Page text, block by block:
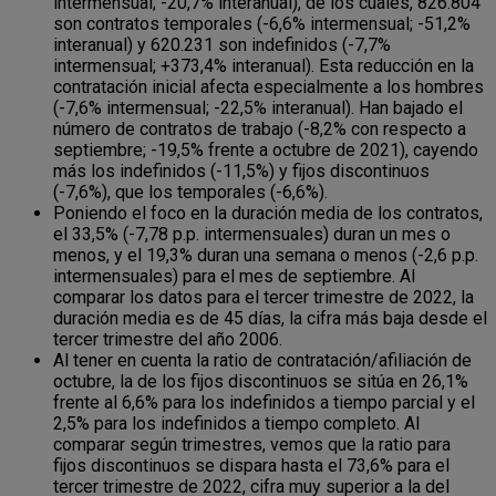
son contratos temporales (-6,6% intermensual; -51,2%
interanual) y 620.231 son indefinidos (-7,7%
intermensual; +373,4% interanual). Esta reducción en la
contratación inicial afecta especialmente a los hombres
(-7,6% intermensual; -22,5% interanual). Han bajado el
número de contratos de trabajo (-8,2% con respecto a
septiembre; -19,5% frente a octubre de 2021), cayendo
más los indefinidos (-11,5%) y fijos discontinuos
(-7,6%), que los temporales (-6,6%).
Poniendo el foco en la duración media de los contratos,
el 33,5% (-7,78 p.p. intermensuales) duran un mes o
menos, y el 19,3% duran una semana o menos (-2,6 p.p.
intermensuales) para el mes de septiembre. Al
comparar los datos para el tercer trimestre de 2022, la
duración media es de 45 días, la cifra más baja desde el
tercer trimestre del año 2006.
Al tener en cuenta la ratio de contratación/afiliación de
octubre, la de los fijos discontinuos se sitúa en 26,1%
frente al 6,6% para los indefinidos a tiempo parcial y el
2,5% para los indefinidos a tiempo completo. Al
comparar según trimestres, vemos que la ratio para
fijos discontinuos se dispara hasta el 73,6% para el
tercer trimestre de 2022, cifra muy superior a la del